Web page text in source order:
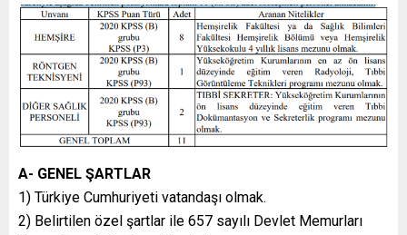
A- GENEL ŞARTLAR
1) Türkiye Cumhuriyeti vatandaşı olmak.
2) Belirtilen özel şartlar ile 657 sayılı Devlet Memurları